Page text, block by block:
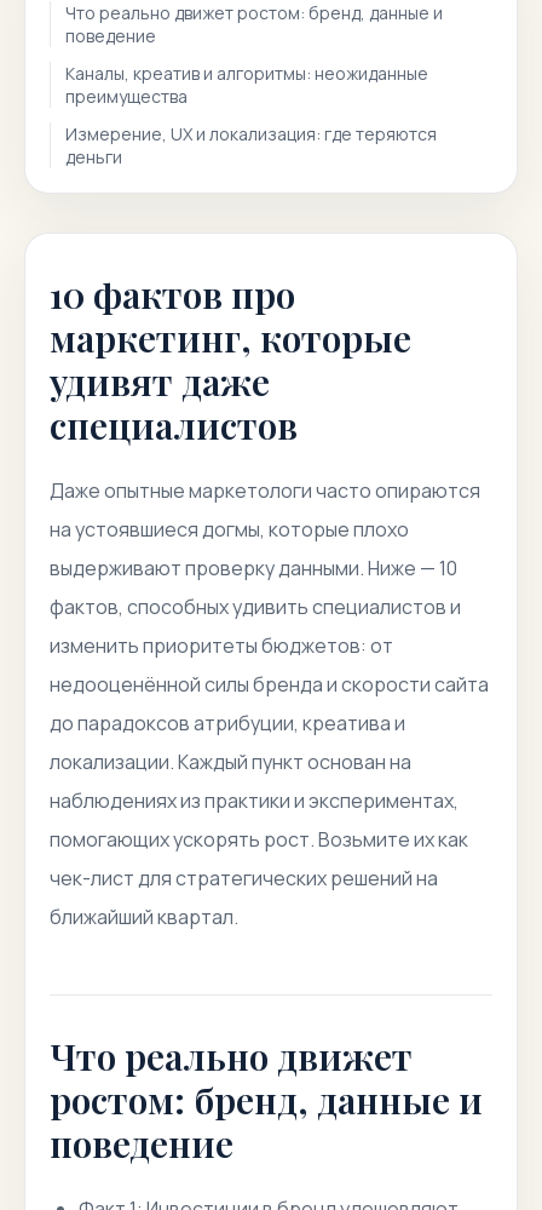
Что реально движет ростом: бренд, данные и
поведение
Каналы, креатив и алгоритмы: неожиданные
преимущества
Измерение, UX и локализация: где теряются
деньги
10 фактов про
маркетинг, которые
удивят даже
специалистов
Даже опытные маркетологи часто опираются
на устоявшиеся догмы, которые плохо
выдерживают проверку данными. Ниже — 10
фактов, способных удивить специалистов и
изменить приоритеты бюджетов: от
недооценённой силы бренда и скорости сайта
до парадоксов атрибуции, креатива и
локализации. Каждый пункт основан на
наблюдениях из практики и экспериментах,
помогающих ускорять рост. Возьмите их как
чек-лист для стратегических решений на
ближайший квартал.
Что реально движет
ростом: бренд, данные и
поведение